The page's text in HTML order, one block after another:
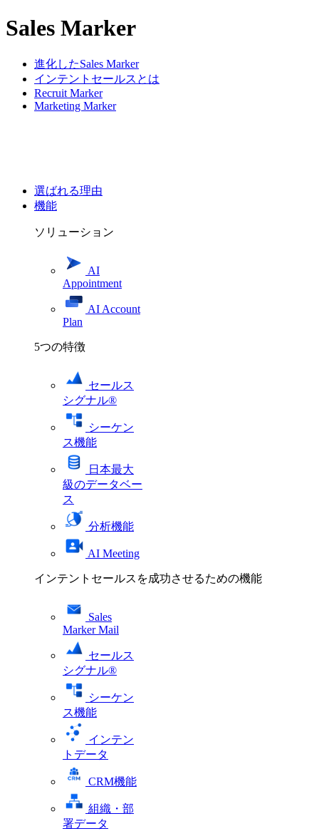
Sales Marker
進化したSales Marker
インテントセールスとは
Recruit Marker
Marketing Marker
選ばれる理由
機能
ソリューション
AI
Appointment
AI Account
Plan
5つの特徴
セールス
シグナル®
シーケン
ス機能
日本最大
級のデータベー
ス
分析機能
AI Meeting
インテントセールスを成功させるための機能
Sales
Marker Mail
セールス
シグナル®
シーケン
ス機能
インテン
トデータ
CRM機能
組織・部
署データ